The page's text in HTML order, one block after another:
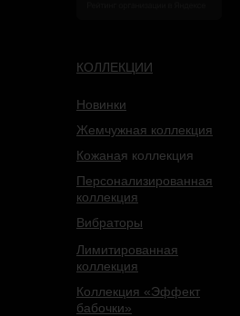
КОЛЛЕКЦИИ
Новинки
Жемчужная коллекция
Кожаная коллекция
Персонализированная
коллекция
Лимитированная
коллекция
Коллекция «Эффект
бабочки»
Вибраторы